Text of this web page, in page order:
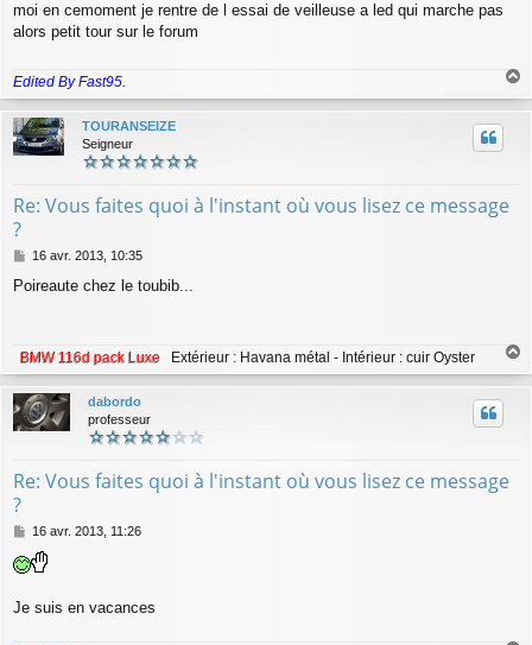
s
s
e
moi en cemoment je rentre de l essai de veilleuse a led qui marche pas
alors petit tour sur le forum
Edited By Fast95.
a
u
TOURANSEIZE
Seigneur
Re: Vous faites quoi à l'instant où vous lisez ce message
?
M
s
e
16 avr. 2013, 10:35
Poireaute chez le toubib...
BMW 116d pack Luxe Extérieur : Havana métal - Intérieur : cuir Oyster
a
u
dabordo
professeur
Re: Vous faites quoi à l'instant où vous lisez ce message
?
M
s
16 avr. 2013, 11:26
Je suis en vacances